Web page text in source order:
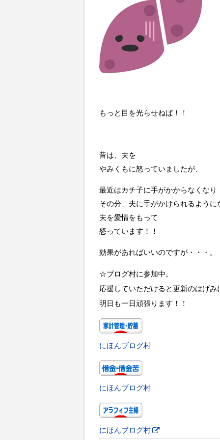
もっと目を光らせねば！！
昔は、夫を
やみくもに怒っていましたが、
最近はカチ子に手がかからなくなり
その分、夫に手がかけられるように
夫を愛情をもって
怒っています！！
効果があればいいのですが・・・。
☆ブログ村に参加中。
応援していただけると更新のはげみ
明日も一日頑張ります！！
にほんブログ村
にほんブログ村
にほんブログ村